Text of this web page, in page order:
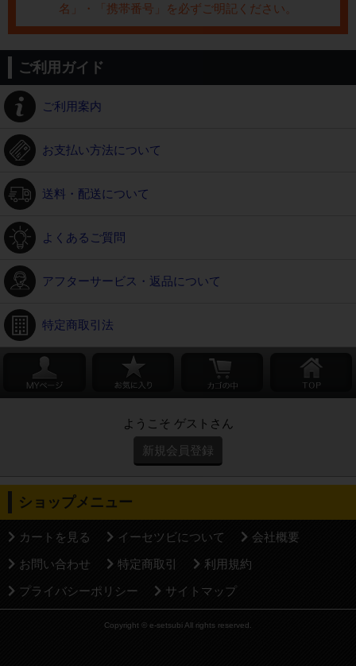
名」・「携帯番号」を必ずご明記ください。
ご利用ガイド
ご利用案内
お支払い方法について
送料・配送について
よくあるご質問
アフターサービス・返品について
特定商取引法
ようこそ ゲストさん
新規会員登録
ショップメニュー
カートを見る イーセツビについて
会社概要
お問い合わせ
特定商取引
利用規約
プライバシーポリシー
サイトマップ
Copyright © e-setsubi All rights reserved.